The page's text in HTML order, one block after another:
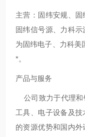
主营：固纬安规、固
固纬信号源、力科示
为固纬电子、力科美
*。
产品与服务
公司致力于代理
工具、电子设备及
的资源优势和国内外